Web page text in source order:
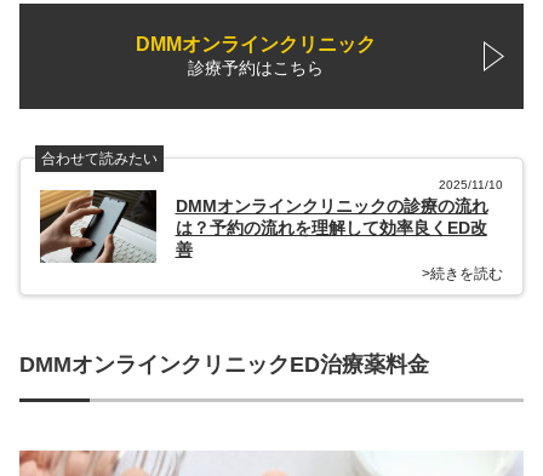
DMMオンラインクリニック
診療予約はこちら
合わせて読みたい
2025/11/10
DMMオンラインクリニックの診療の流れ
は？予約の流れを理解して効率良くED改
善
>続きを読む
DMMオンラインクリニックED治療薬料金